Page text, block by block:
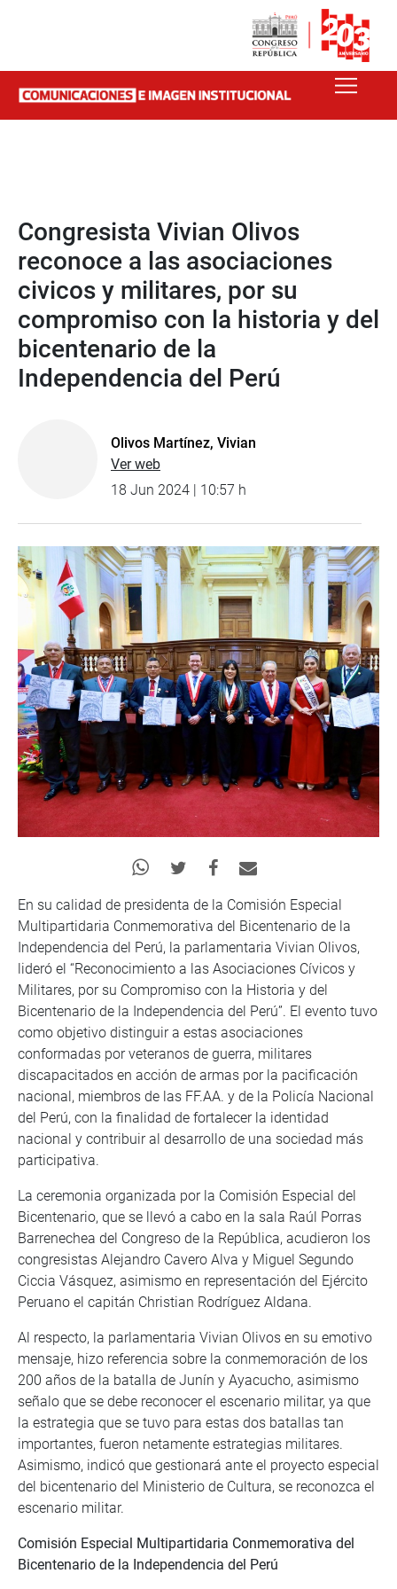
Congresista Vivian Olivos
reconoce a las asociaciones
civicos y militares, por su
compromiso con la historia y del
bicentenario de la
Independencia del Perú
Olivos Martínez, Vivian
Ver web
18 Jun 2024 | 10:57 h
En su calidad de presidenta de la Comisión Especial
Multipartidaria Conmemorativa del Bicentenario de la
Independencia del Perú, la parlamentaria Vivian Olivos,
lideró el “Reconocimiento a las Asociaciones Cívicos y
Militares, por su Compromiso con la Historia y del
Bicentenario de la Independencia del Perú”. El evento tuvo
como objetivo distinguir a estas asociaciones
conformadas por veteranos de guerra, militares
discapacitados en acción de armas por la pacificación
nacional, miembros de las FF.AA. y de la Policía Nacional
del Perú, con la finalidad de fortalecer la identidad
nacional y contribuir al desarrollo de una sociedad más
participativa.
La ceremonia organizada por la Comisión Especial del
Bicentenario, que se llevó a cabo en la sala Raúl Porras
Barrenechea del Congreso de la República, acudieron los
congresistas Alejandro Cavero Alva y Miguel Segundo
Ciccia Vásquez, asimismo en representación del Ejército
Peruano el capitán Christian Rodríguez Aldana.
Al respecto, la parlamentaria Vivian Olivos en su emotivo
mensaje, hizo referencia sobre la conmemoración de los
200 años de la batalla de Junín y Ayacucho, asimismo
señalo que se debe reconocer el escenario militar, ya que
la estrategia que se tuvo para estas dos batallas tan
importantes, fueron netamente estrategias militares.
Asimismo, indicó que gestionará ante el proyecto especial
del bicentenario del Ministerio de Cultura, se reconozca el
escenario militar.
Comisión Especial Multipartidaria Conmemorativa del
Bicentenario de la Independencia del Perú